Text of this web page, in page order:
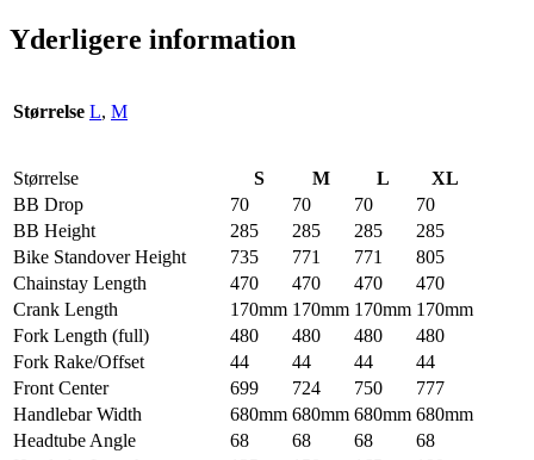
Yderligere information
Størrelse L, M
Størrelse S M L
XL
BB Drop
70 70 70
70
BB Height
285 285 285
285
Bike Standover Height
735 771 771
805
Chainstay Length
470 470 470
470
Crank Length
170mm 170mm 170mm 170mm
Fork Length (full)
480 480 480
480
Fork Rake/Offset
44 44 44
44
Front Center
699 724 750
777
Handlebar Width
680mm 680mm 680mm 680mm
Headtube Angle
68 68 68
68